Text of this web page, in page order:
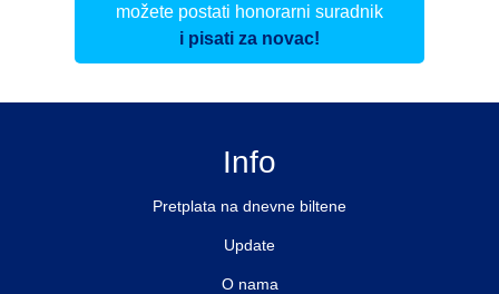
možete postati honorarni suradnik
i pisati za novac!
Info
Pretplata na dnevne biltene
Update
O nama